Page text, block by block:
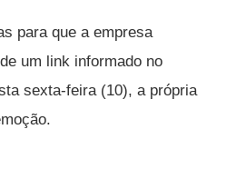
para que a empresa
um link informado no
sexta-feira (10), a própria